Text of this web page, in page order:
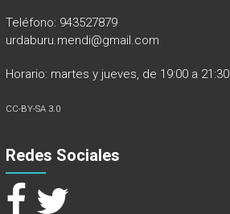
Teléfono: 943527879
urdaburu.mendi@gmail.com
Horario: martes y jueves, de 19:00 a 21:30
CC-BY-SA 3.0
Redes Sociales